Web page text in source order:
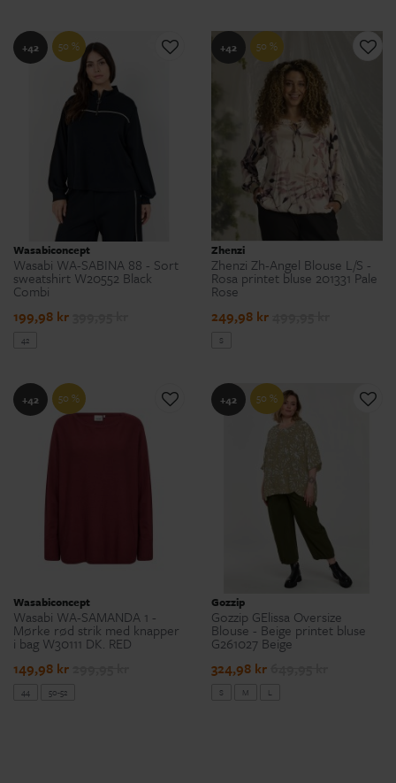
+42 50 %
Wasabiconcept
Wasabi WA-SABINA 88 - Sort
sweatshirt W20552 Black
Combi
199,98 kr
42
+42 50 %
Zhenzi
Zhenzi Zh-Angel Blouse L/S -
Rosa printet bluse 201331 Pale
Rose
249,98 kr
S
+42 50 %
Wasabiconcept
Wasabi WA-SAMANDA 1 -
Mørke rød strik med knapper
i bag W30111 DK. RED
149,98 kr
44 50-52
+42 50 %
Gozzip
Gozzip GElissa Oversize
Blouse - Beige printet bluse
G261027 Beige
324,98 kr
S M L